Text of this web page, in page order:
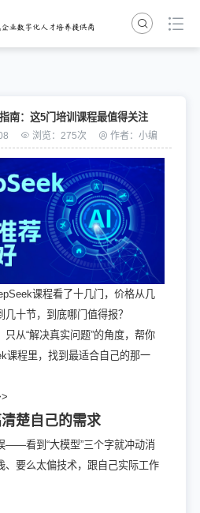
南：这5门培训课程最值得关注
浏览：275次 作者：小编
课程看了十几门，价格从几
十节，到底哪门值得报？
从“解决真实问题”的角度，帮你
课程里，找到最适合自己的那一
楚自己的需求
——看到“大模型”三个字就冲动消
、要么太偏技术，跟自己实际工作